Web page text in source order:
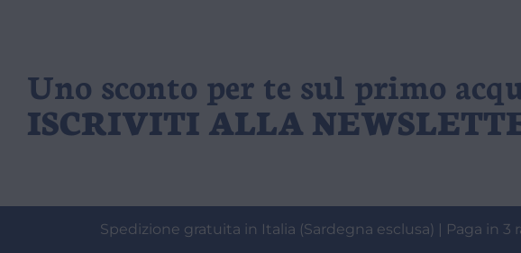
Uno sconto per te sul primo
ISCRIVITI ALLA
Spedizione gratuita in Italia (Sardegna esclusa) | Paga in